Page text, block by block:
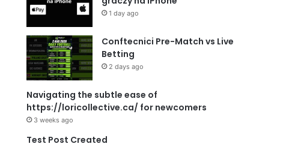
1 day ago
Conftecnici Pre-Match vs Live
Betting
2 days ago
Navigating the subtle ease of
https://loricollective.ca/ for newcomers
3 weeks ago
Test Post Created